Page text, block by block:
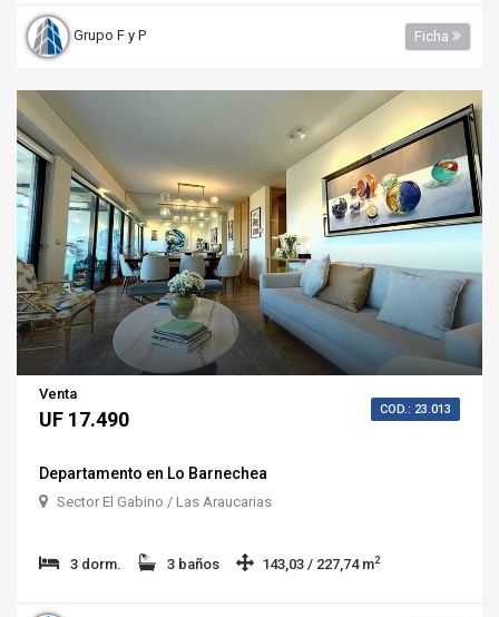
Grupo F y P Ficha
Venta
UF 17.490 COD.: 23.013
Departamento en Lo Barnechea
Sector El Gabino / Las Araucarias
3 dorm. 3 baños 143,03 / 227,74 m2